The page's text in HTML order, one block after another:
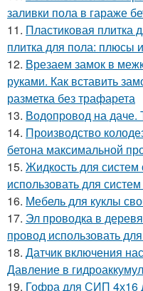
заливки пола в гараже
11. Пластиковая плитка
плитка для пола: плюсы
12. Врезаем замок в
руками. Как вставить
разметка без трафарета
13. Водопровод на
14. Производство
бетона максимальной
15. Жидкость для
использовать для
16. Мебель для куклы
17. Эл проводка в
провод использовать
18. Датчик включения
Давление в
19. Гофра для СИП 4х16